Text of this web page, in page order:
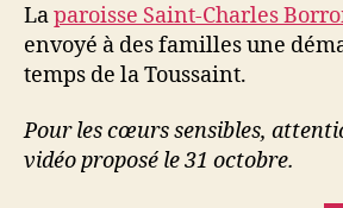
Laparoisse Saint-Charles
envoyé à des familles une
temps de la Toussaint.
Pour les cœurs sensibles,
vidéo proposé le 31 octobre.